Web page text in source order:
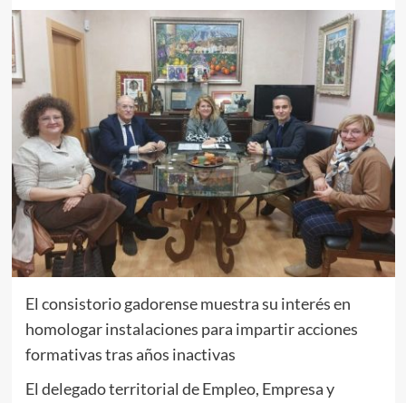
El consistorio gadorense muestra su interés en
homologar instalaciones para impartir acciones
formativas tras años inactivas
El delegado territorial de Empleo, Empresa y